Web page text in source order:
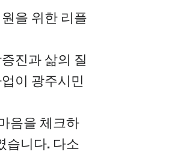
을 위한 리플
진과 삶의 질
이 광주시민
음을 체크하
습니다. 다소